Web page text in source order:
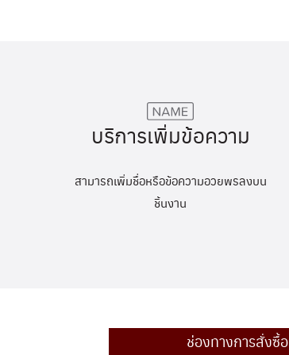
บริการเพิ่มข้อความ
สามารถเพิ่มชื่อหรือข้อความอวยพรลงบน
ชิ้นงาน
ช่องทางการสั่งซื้อ